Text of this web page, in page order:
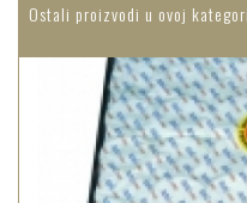
Ostali proizvodi u ovoj